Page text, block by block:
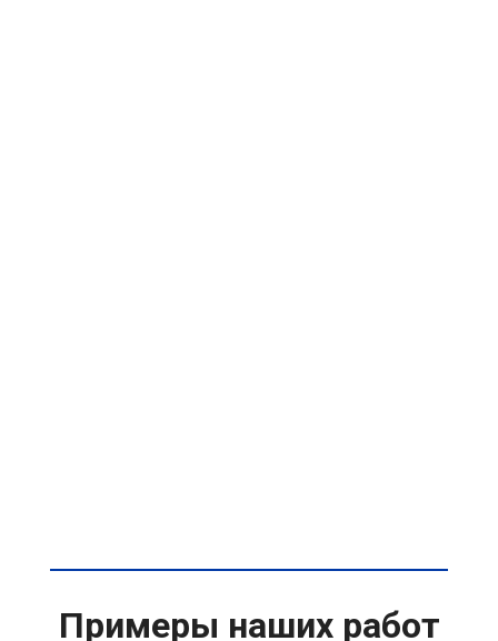
Примеры наших работ